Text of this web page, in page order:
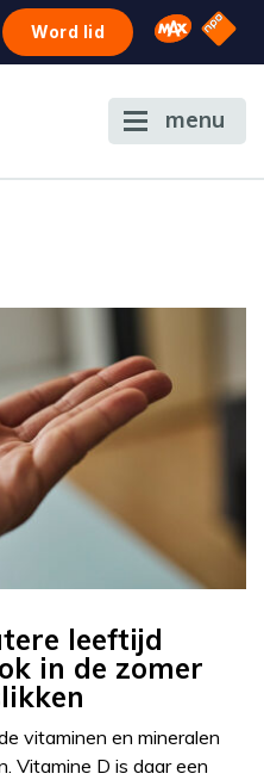
Word lid Omroep
NPO
menu
leeftijd
in de zomer
vitaminen en mineralen
Vitamine D is daar een